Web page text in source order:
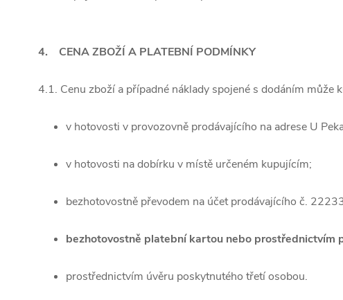
4. CENA ZBOŽÍ A PLATEBNÍ PODMÍNKY
4.1. Cenu zboží a případné náklady spojené s dodáním
v hotovosti v provozovně prodávajícího na adrese U
v hotovosti na dobírku v místě určeném kupujícím;
bezhotovostně převodem na účet prodávajícího č.
bezhotovostně platební kartou nebo prostřednictvím
prostřednictvím úvěru poskytnutého třetí osobou.